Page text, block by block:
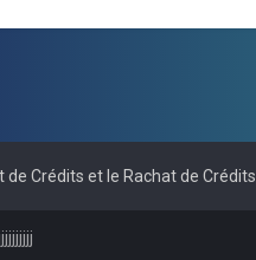
Crédits et le Rachat de Crédits